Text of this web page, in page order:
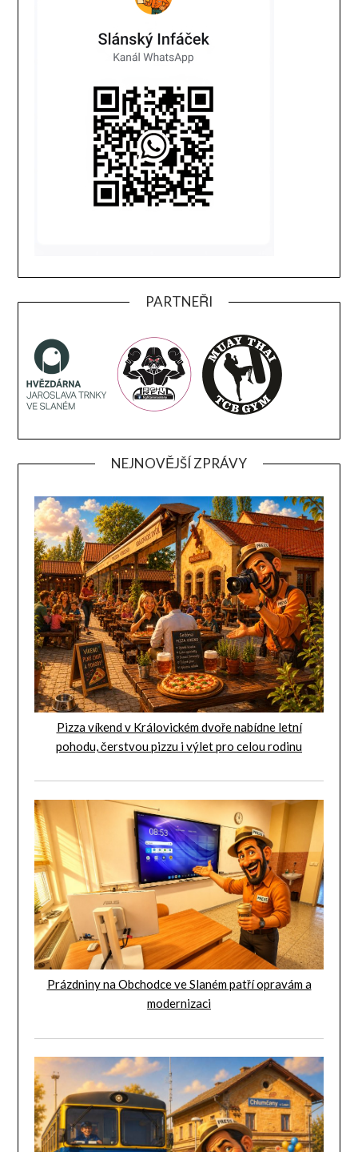
PARTNEŘI
NEJNOVĚJŠÍ ZPRÁVY
Pizza víkend v Královickém dvoře nabídne letní
pohodu, čerstvou pizzu i výlet pro celou rodinu
Prázdniny na Obchodce ve Slaném patří opravám a
modernizaci